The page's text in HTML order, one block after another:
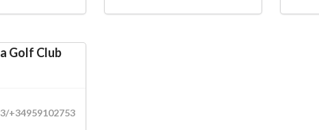
Golf Club
+34959102753